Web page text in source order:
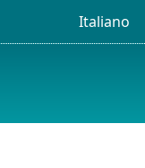
Italiano